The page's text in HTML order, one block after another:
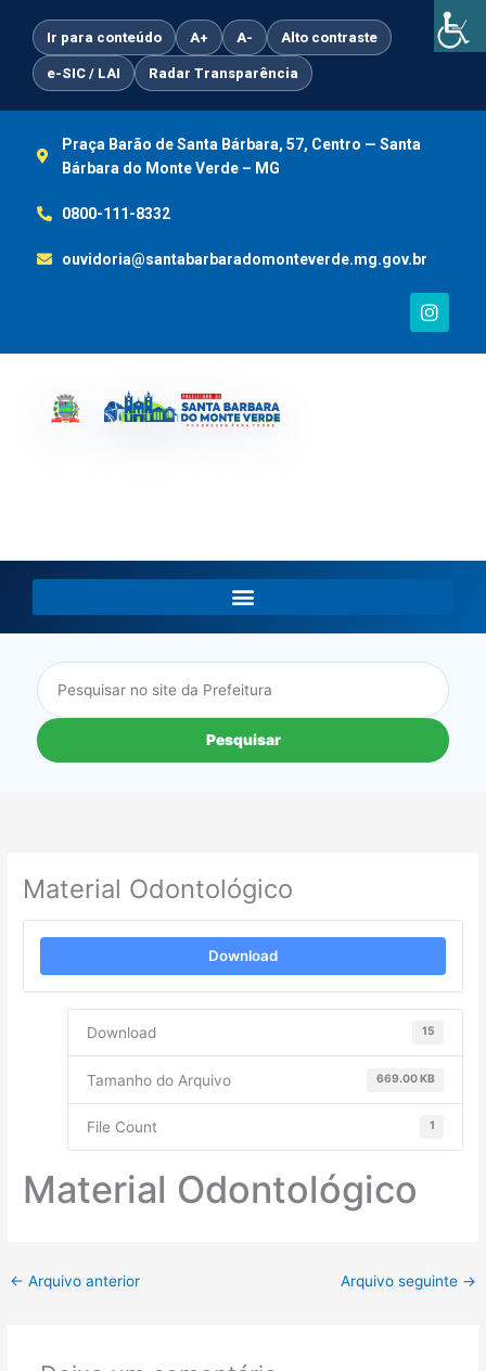
conteúdo
Ir para conteúdo A+ A- Alto contraste
e-SIC / LAI Radar Transparência
Praça Barão de Santa Bárbara, 57, Centro — Santa
Bárbara do Monte Verde – MG
0800-111-8332
ouvidoria@santabarbaradomonteverde.mg.gov.br
I
n
t
Pesquisar
Material Odontológico
Download
Download 15
Tamanho do Arquivo 669.00 KB
File Count 1
Material Odontológico
← Arquivo anterior Arquivo seguinte →